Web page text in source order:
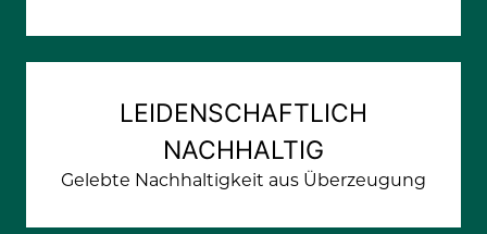
LEIDENSCHAFTLICH
NACHHALTIG
Gelebte Nachhaltigkeit aus Überzeugung